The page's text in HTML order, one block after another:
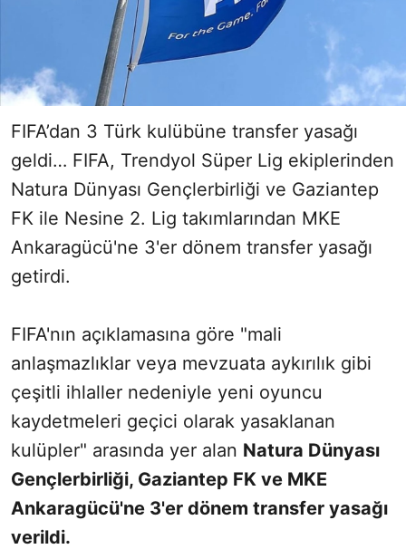
FIFA’dan 3 Türk kulübüne transfer yasağı
geldi… FIFA, Trendyol Süper Lig ekiplerinden
Natura Dünyası Gençlerbirliği ve Gaziantep
FK ile Nesine 2. Lig takımlarından MKE
Ankaragücü'ne 3'er dönem transfer yasağı
getirdi.
FIFA'nın açıklamasına göre "mali
anlaşmazlıklar veya mevzuata aykırılık gibi
çeşitli ihlaller nedeniyle yeni oyuncu
kaydetmeleri geçici olarak yasaklanan
kulüpler" arasında yer alan Natura Dünyası
Gençlerbirliği, Gaziantep FK ve MKE
Ankaragücü'ne 3'er dönem transfer yasağı
verildi.